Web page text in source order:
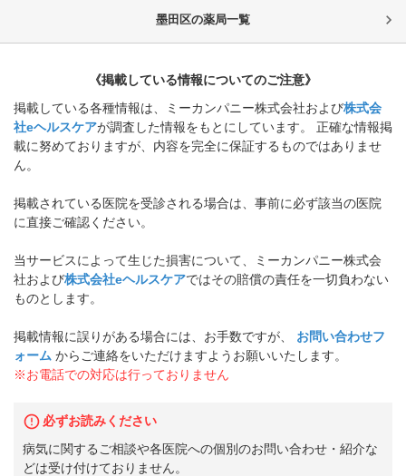
墨田区の薬局一覧
《掲載している情報についてのご注意》
掲載している各種情報は、ミーカンパニー株式会社および株式会
社eヘルスケアが調査した情報をもとにしています。 正確な情報掲
載に努めておりますが、内容を完全に保証するものではありませ
ん。
掲載されている医院を受診される場合は、事前に必ず該当の医院
に直接ご確認ください。
当サービスによって生じた損害について、ミーカンパニー株式会
社および株式会社eヘルスケアではその賠償の責任を一切負わない
ものとします。
掲載情報に誤りがある場合には、お手数ですが、
お問い合わせフ
ォーム からご連絡をいただけますようお願いいたします。
※お電話での対応は行っておりません
必ずお読みください
病気に関するご相談や各医院への個別のお問い合わせ・紹介な
どは受け付けておりません。